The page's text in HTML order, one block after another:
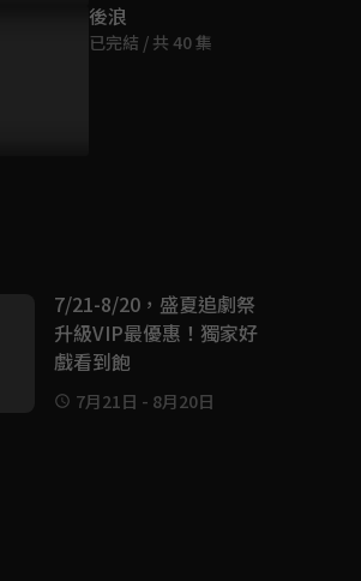
後浪
已完結 / 共 40 集
7/21-8/20，盛夏追劇祭
升級VIP最優惠！獨家好
戲看到飽
7月21日 - 8月20日